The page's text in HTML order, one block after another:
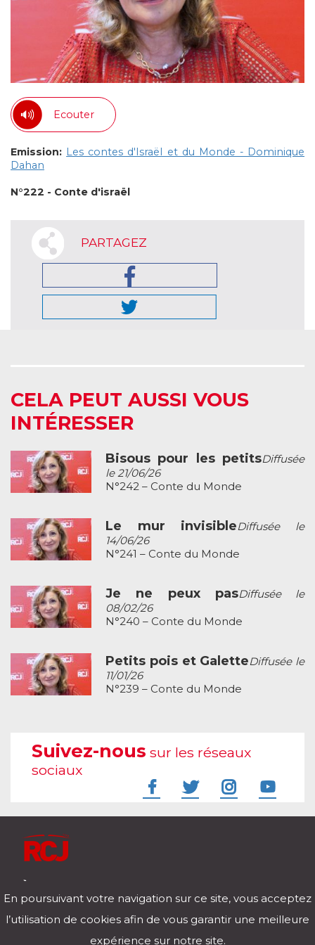
Ecouter
Emission: Les contes d'Israël et du Monde - Dominique
Dahan
N°222 - Conte d'israël
PARTAGEZ
CELA PEUT AUSSI VOUS
INTÉRESSER
Bisous pour les petitsDiffusée
le 21/06/26
N°242 – Conte du Monde
Le mur invisibleDiffusée le
14/06/26
N°241 – Conte du Monde
Je ne peux pasDiffusée le
08/02/26
N°240 – Conte du Monde
Petits pois et GaletteDiffusée le
11/01/26
N°239 – Conte du Monde
Suivez-nous sur les réseaux
sociaux
Télécharger notre application pour iOs et Android
En poursuivant votre navigation sur ce site, vous acceptez
l’utilisation de cookies afin de vous garantir une meilleure
expérience sur notre site.